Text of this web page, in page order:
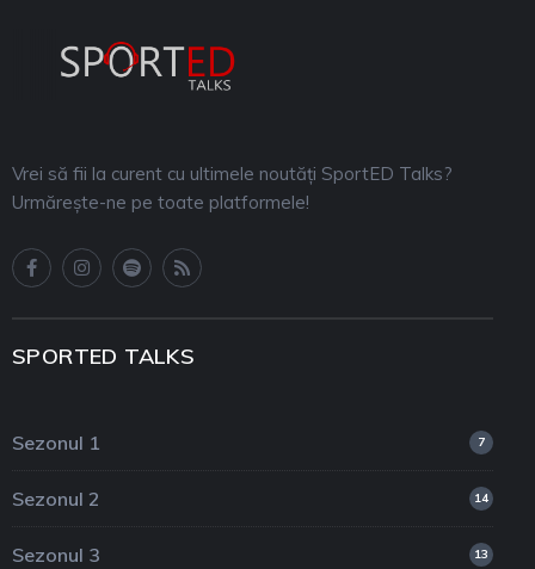
Vrei să fii la curent cu ultimele noutăți SportED Talks?
Urmărește-ne pe toate platformele!
SPORTED TALKS
Sezonul 1 7
Sezonul 2 14
Sezonul 3 13